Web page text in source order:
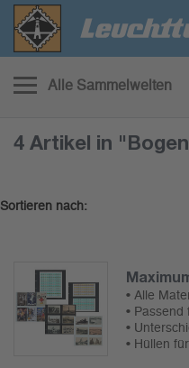
Alle Sammelwelten
4 Artikel in
Sortieren nach:
• Alle
• Passend
•
• Hüllen